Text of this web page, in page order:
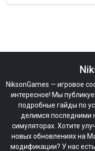
NiksonGames — игровое
интересное! Мы
подробные гайды по
делимся последними
симуляторах. Хотите
новых обновлениях на
модификации? У нас